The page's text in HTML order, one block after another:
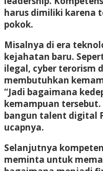
harus dimiliki karena
pokok.
Misalnya di era
kejahatan baru.
ilegal, cyber terorism
membutuhkan
“Jadi bagaimana
kemampuan
bangun talent digital
ucapnya.
Selanjutnya
meminta untuk